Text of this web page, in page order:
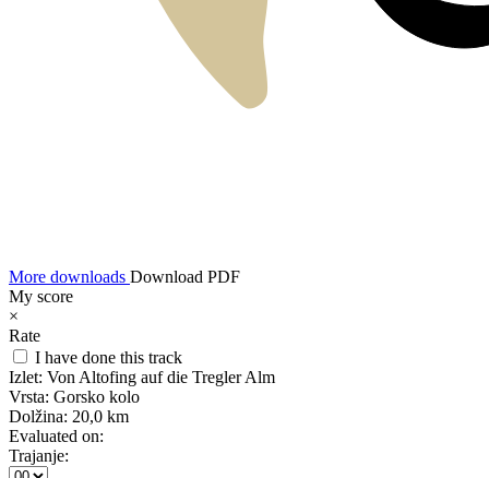
More downloads Download PDF
My score
×
Rate
I have done this track
Izlet: Von Altofing auf die Tregler Alm
Vrsta: Gorsko kolo
Dolžina: 20,0 km
Evaluated on:
Trajanje: